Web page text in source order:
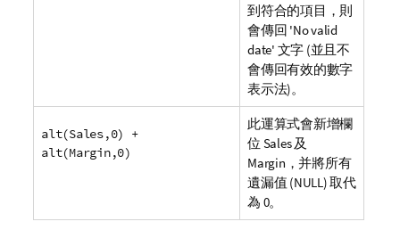
到符合的項目，則
會傳回 'No valid
date' 文字 (並且不
會傳回有效的數字
表示法)。
alt(Sales,0) +
alt(Margin,0)
此運算式會新增欄
位 Sales及
Margin ，并將所有
遺漏值 (NULL ) 取代
為 0。